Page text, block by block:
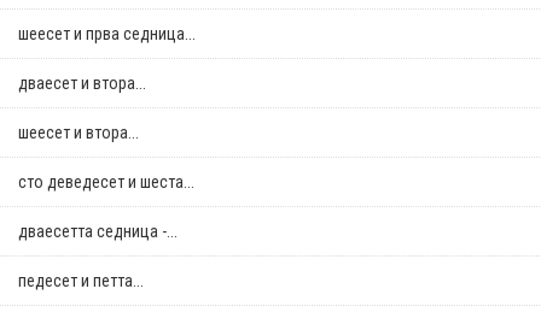
шеесет и прва седница...
дваесет и втора...
шеесет и втора...
сто деведесет и шеста...
дваесетта седница -...
педесет и петта...